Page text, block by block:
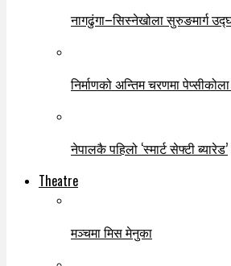
नागढुंगा–सिस्नेखोला सुरुङमार्ग
निर्माणको अन्तिम चरणमा
नेपालकै पहिलो ‘स्मार्ट सेफ्टी ब्यारेड’
Theatre
मञ्चमा मिस मेनुका